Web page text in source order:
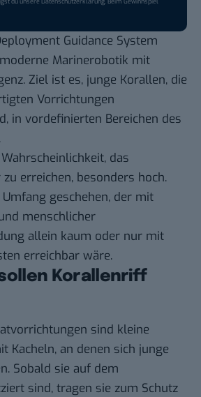
Guidance System
Marinerobotik mit
Ziel ist es, junge Korallen, die
Vorrichtungen
in vordefinierten Bereichen des
das
erreichen, besonders hoch.
geschehen, der mit
menschlicher
allein kaum oder nur mit
erreichbar wäre.
Korallenriff
sind kleine
Kacheln, an denen sich junge
Sobald sie auf dem
sind, tragen sie zum Schutz